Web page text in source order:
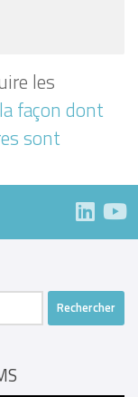
les
façon dont
sont